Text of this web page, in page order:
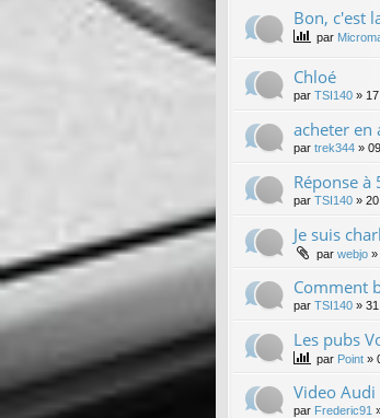
Bon, c'est
par
Chloé
par TSI140 »
acheter en
par trek344 »
Réponse
par TSI140 »
Je suis
par webjo »
Comment
par TSI140 »
Les pubs
par Point »
Video Audi
par Frederic91